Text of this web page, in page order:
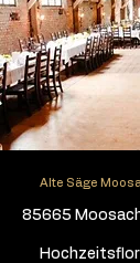
Alte Säge
85665